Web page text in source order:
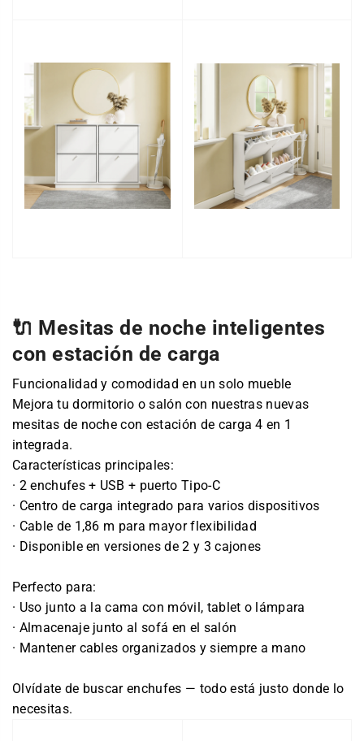
🔌 Mesitas de noche inteligentes
con estación de carga
Funcionalidad y comodidad en un solo mueble
Mejora tu dormitorio o salón con nuestras nuevas
mesitas de noche con estación de carga 4 en 1
integrada.
Características principales:
· 2 enchufes + USB + puerto Tipo-C
· Centro de carga integrado para varios dispositivos
· Cable de 1,86 m para mayor flexibilidad
· Disponible en versiones de 2 y 3 cajones
Perfecto para:
· Uso junto a la cama con móvil, tablet o lámpara
· Almacenaje junto al sofá en el salón
· Mantener cables organizados y siempre a mano
Olvídate de buscar enchufes — todo está justo donde lo
necesitas.